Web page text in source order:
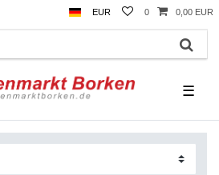
EUR 0 0,00 EUR
☰